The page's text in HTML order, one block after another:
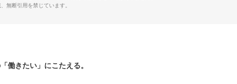
無断引用を禁じています。
働きたい」にこたえる。